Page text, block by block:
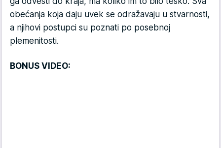
obećanja koja daju uvek se odražavaju u stvarnosti,
a njihovi postupci su poznati po posebnoj
plemenitosti.
BONUS VIDEO: